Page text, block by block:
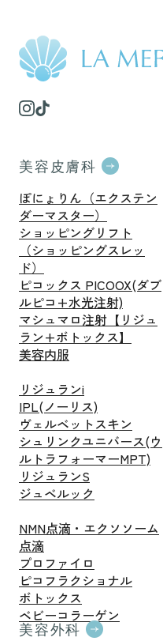
美容皮膚科
ぽにょりん（エクステン
ダーマスター）
ショッピングリフト
（ショッピングスレッ
ド）
ピコックス PICOOX(ダブ
ルピコ+水光注射)
マシュマロ注射【リジュ
ラン+ボトックス】
美容内服
リジュランi
IPL(ノーリス)
ヴェルベットスキン
シュリンクユニバース(ウ
ルトラフォーマーMPT)
リジュランS
ジュベルック
NMN点滴・エクソソーム
点滴
プロファイロ
ピコフラクショナル
ボトックス
ベビーコラーゲン
美容外科